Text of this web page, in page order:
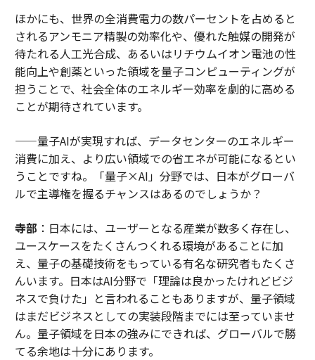
ほかにも、世界の全消費電力の数パーセントを占めると
されるアンモニア精製の効率化や、優れた触媒の開発が
待たれる人工光合成、あるいはリチウムイオン電池の性
能向上や創薬といった領域を量子コンピューティングが
担うことで、社会全体のエネルギー効率を劇的に高める
ことが期待されています。
——量子AIが実現すれば、データセンターのエネルギー
消費に加え、より広い領域での省エネが可能になるとい
うことですね。「量子×AI」分野では、日本がグローバ
ルで主導権を握るチャンスはあるのでしょうか？
寺部 ：日本には、ユーザーとなる産業が数多く存在し、
ユースケースをたくさんつくれる環境があることに加
え、量子の基礎技術をもっている有名な研究者もたくさ
んいます。日本はAI分野で「理論は良かったけれどビジ
ネスで負けた」と言われることもありますが、量子領域
はまだビジネスとしての実装段階までには至っていませ
ん。量子領域を日本の強みにできれば、グローバルで勝
てる余地は十分にあります。